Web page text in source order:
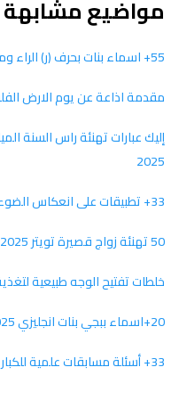
مواضيع
55+ اسماء بنات بحرف (ر) الراء ومعانيها 2025 جميلة
مقدمة اذاعة عن يوم الارض
إليك عبارات تهنئة راس السنة
2025
33+ تطبيقات على انعكاس الضوء 2025
50 تهنئة زواج قصيرة تويتر 2025 قصيرة وجميلة
خلطات تفتيح الوجه طبيعية لتغذية
20+اسماء ببجي بنات انجليزي 2025
33+ أسئلة مسابقات علمية للكبار 2025